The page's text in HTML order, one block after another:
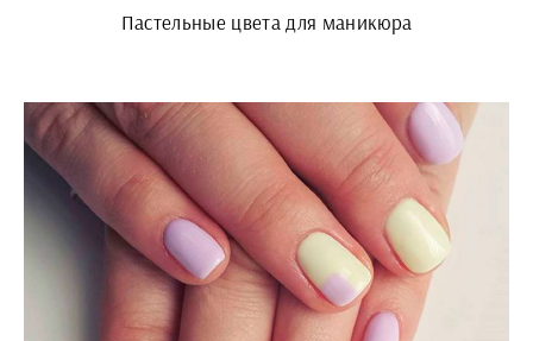
Пастельные цвета для маникюра